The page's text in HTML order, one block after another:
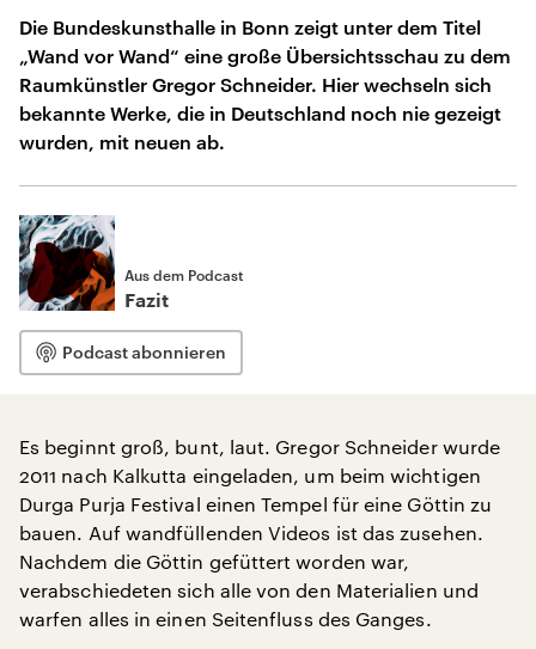
Die Bundeskunsthalle in Bonn zeigt unter dem Titel
„Wand vor Wand“ eine große Übersichtsschau zu dem
Raumkünstler Gregor Schneider. Hier wechseln sich
bekannte Werke, die in Deutschland noch nie gezeigt
wurden, mit neuen ab.
Aus dem Podcast
Fazit
Podcast abonnieren
Es beginnt groß, bunt, laut. Gregor Schneider wurde
2011 nach Kalkutta eingeladen, um beim wichtigen
Durga Purja Festival einen Tempel für eine Göttin zu
bauen. Auf wandfüllenden Videos ist das zusehen.
Nachdem die Göttin gefüttert worden war,
verabschiedeten sich alle von den Materialien und
warfen alles in einen Seitenfluss des Ganges.